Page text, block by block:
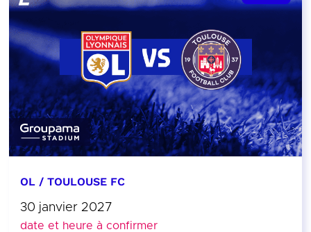
OL / TOULOUSE FC
30 janvier 2027
date et heure à confirmer